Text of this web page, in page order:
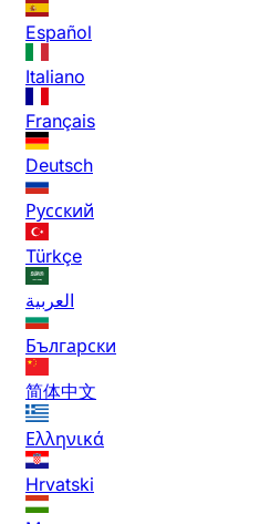
Español
Italiano
Français
Deutsch
Русский
Türkçe
العربية
Български
简体中文
Ελληνικά
Hrvatski